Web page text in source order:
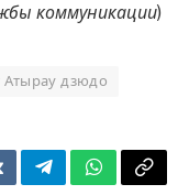
коммуникации)
Атырау дзюдо
TelegramWhatsApp
Copy